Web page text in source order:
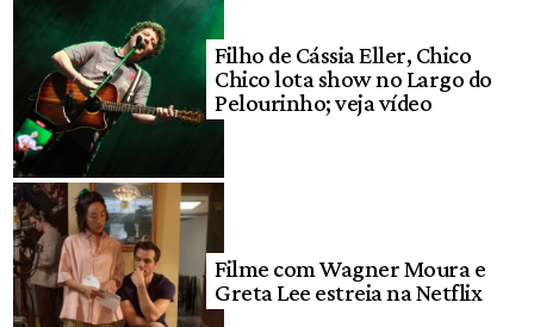
Filho de Cássia Eller, Chico
Chico lota show no Largo do
Pelourinho; veja vídeo
Filme com Wagner Moura e
Greta Lee estreia na Netflix